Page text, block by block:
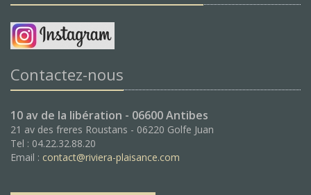
Contactez-nous
10 av de la libération - 06600 Antibes
21 av des freres Roustans - 06220 Golfe Juan
Tel : 04.22.32.88.20
Email : contact@riviera-plaisance.com